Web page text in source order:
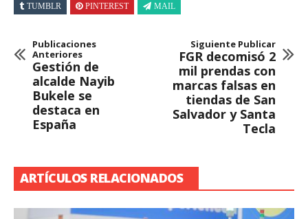
TUMBLR
PINTEREST MAIL
Publicaciones
Anteriores
Gestión de
alcalde Nayib
Bukele se
destaca en
España
Siguiente Publicar
FGR decomisó 2
mil prendas con
marcas falsas en
tiendas de San
Salvador y Santa
Tecla
ARTÍCULOS RELACIONADOS